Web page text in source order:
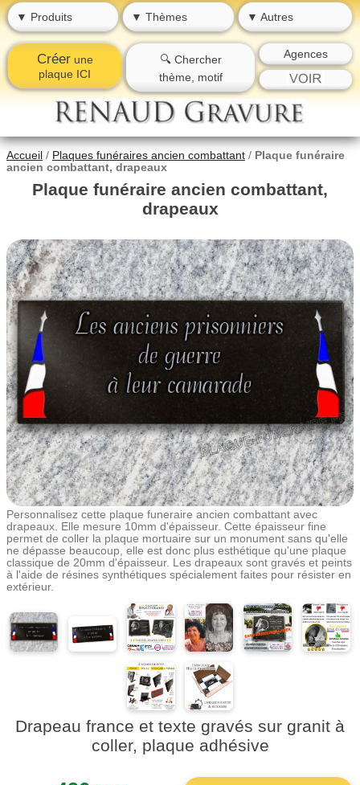
▼ Produits ▼ Thèmes ▼ Autres
Créerune
plaque ICI
🔍 Chercher
thème, motif
Agences
Accueil / Plaques funéraires ancien combattant / Plaque funéraire
ancien combattant, drapeaux
Plaque funéraire ancien combattant,
drapeaux
Personnalisez cette plaque funeraire ancien combattant avec
drapeaux. Elle mesure 10mm d'épaisseur. Cette épaisseur fine
permet de coller la plaque mortuaire sur un monument sans qu'elle
ne dépasse beaucoup, elle est donc plus esthétique qu'une plaque
classique de 20mm d'épaisseur. Les drapeaux sont gravés et peints
à l'aide de résines synthétiques spécialement faites pour résister en
extérieur.
Drapeau france et texte gravés sur granit à
coller, plaque adhésive